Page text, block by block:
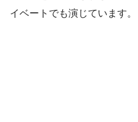
イベートでも演じています。